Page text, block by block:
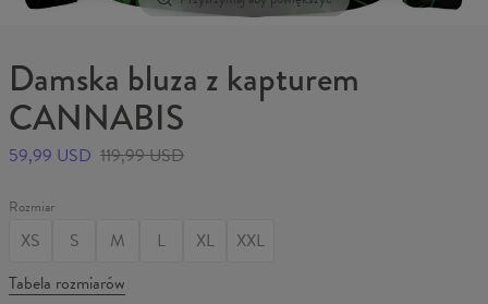
Damska bluza z kapturem
CANNABIS
59,99 USD 119,99 USD
Rozmiar
XS S M L XL
XXL
Tabela rozmiarów